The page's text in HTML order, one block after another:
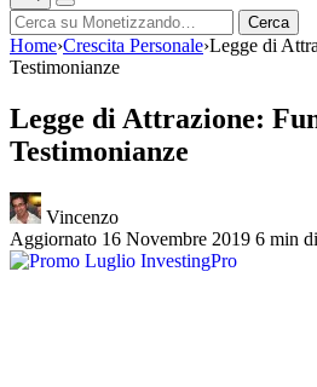
Cerca Cerca
Home›Crescita Personale›Legge di
Testimonianze
Legge di Attrazione:
Testimonianze
Vincenzo
Aggiornato 16 Novembre 2019 6 min